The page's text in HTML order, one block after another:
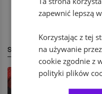
STREFA EKSPERTA
zapewnić lepszą
Korzystając z tej
na używanie
cookie zgodnie z
polityki plików